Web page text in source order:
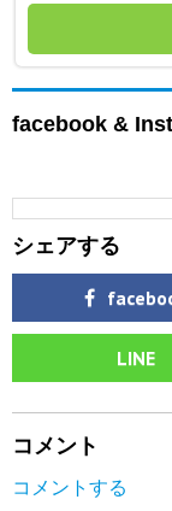
facebook &
シェアする
LINE
コメント
コメントする